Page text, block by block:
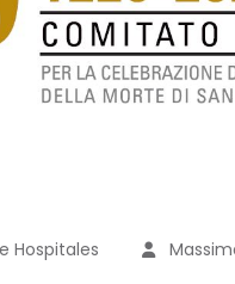
Hospitales